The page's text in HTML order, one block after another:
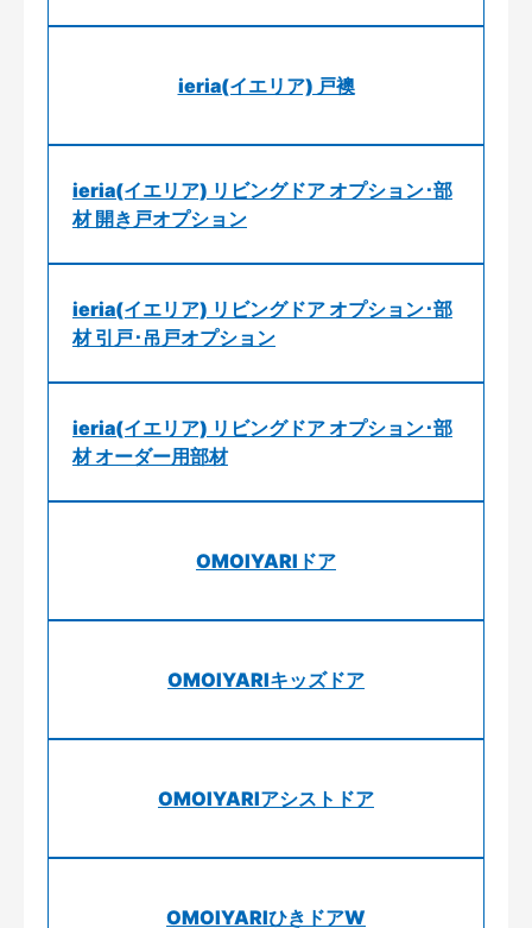
ieria(イエリア) 戸襖
ieria(イエリア) リビングドア オプション･部
材 開き戸オプション
ieria(イエリア) リビングドア オプション･部
材 引戸･吊戸オプション
ieria(イエリア) リビングドア オプション･部
材 オーダー用部材
OMOIYARIドア
OMOIYARIキッズドア
OMOIYARIアシストドア
OMOIYARIひきドアW